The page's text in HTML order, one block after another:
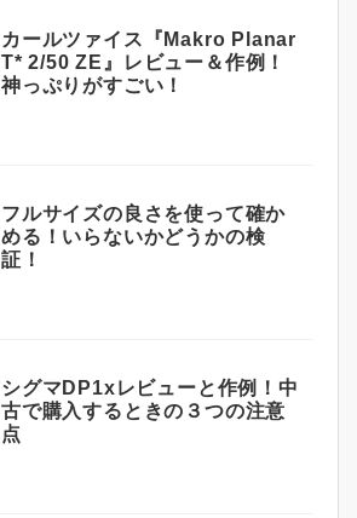
カールツァイス『Makro Planar
T* 2/50 ZE』レビュー＆作例！
神っぷりがすごい！
フルサイズの良さを使って確か
める！いらないかどうかの検
証！
シグマDP1xレビューと作例！中
古で購入するときの３つの注意
点